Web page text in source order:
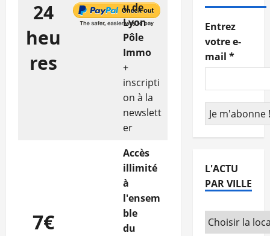
24
heu
res
u de
Lyon
Pôle
Immo
+
inscripti
on à la
newslett
er
7€
Accès
illimité
à
l'ensem
ble
du
Entrez
votre e-
mail *
L'ACTU
PAR VILLE